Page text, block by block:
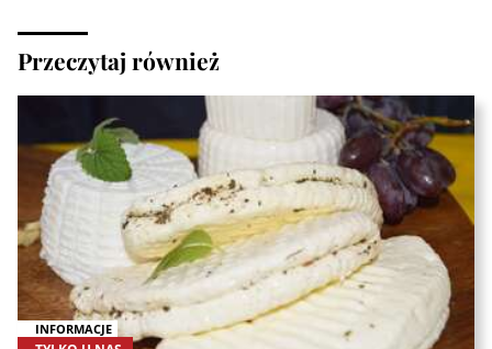
Przeczytaj również
INFORMACJE